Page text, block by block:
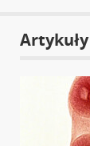
Artykuły